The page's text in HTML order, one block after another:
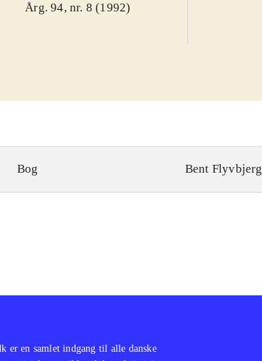
Årg. 94, nr. 8 (1992)
Bog Bent Flyvbjerg
er en samlet indgang til alle danske